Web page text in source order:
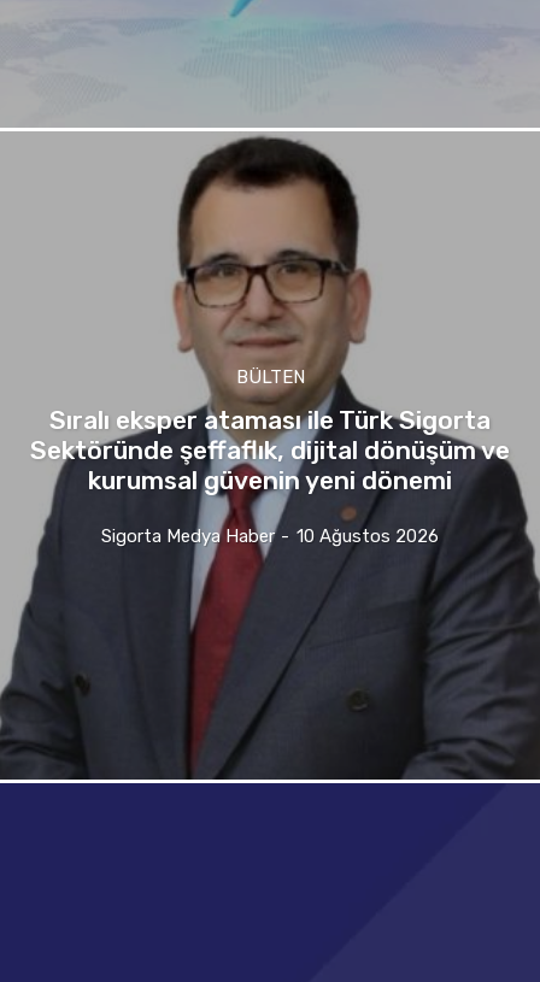
BÜLTEN
Sıralı eksper ataması ile Türk Sigorta
Sektöründe şeffaflık, dijital dönüşüm ve
kurumsal güvenin yeni dönemi
Sigorta Medya Haber - 10 Ağustos 2026